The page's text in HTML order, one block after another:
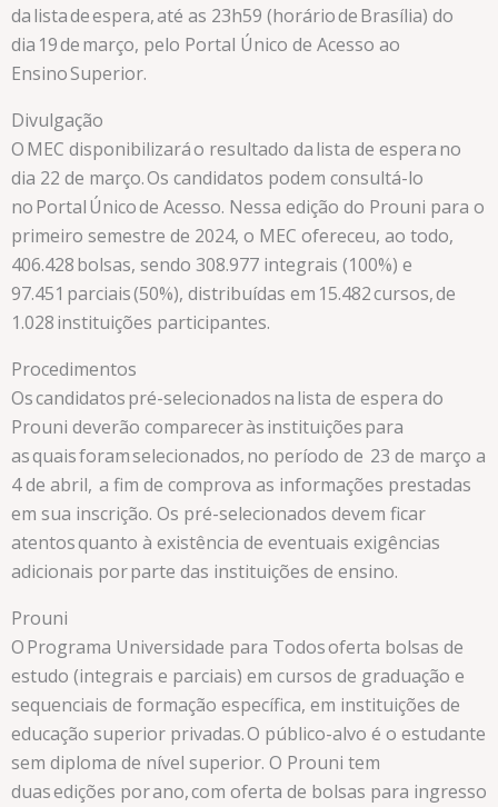
da lista de espera, até as 23h59 (horário de Brasília) do
dia 19 de março, pelo Portal Único de Acesso ao
Ensino Superior.
Divulgação
O MEC disponibilizará o resultado da lista de espera no
dia 22 de março. Os candidatos podem consultá-lo
no Portal Único de Acesso. Nessa edição do Prouni para o
primeiro semestre de 2024, o MEC ofereceu, ao todo,
406.428 bolsas, sendo 308.977 integrais (100%) e
97.451 parciais (50%), distribuídas em 15.482 cursos, de
1.028 instituições participantes.
Procedimentos
Os candidatos pré-selecionados na lista de espera do
Prouni deverão comparecer às instituições para
as quais foram selecionados, no período de 23 de março a
4 de abril, a fim de comprova as informações prestadas
em sua inscrição. Os pré-selecionados devem ficar
atentos quanto à existência de eventuais exigências
adicionais por parte das instituições de ensino.
Prouni
O Programa Universidade para Todos oferta bolsas de
estudo (integrais e parciais) em cursos de graduação e
sequenciais de formação específica, em instituições de
educação superior privadas. O público-alvo é o estudante
sem diploma de nível superior. O Prouni tem
duas edições por ano, com oferta de bolsas para ingresso